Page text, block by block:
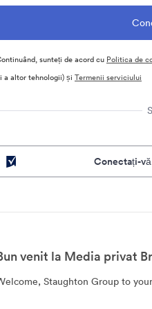
sunteți de acord cu Politica de
a altor tehnologii) și Termenii serviciului
Conectați-
venit la Media privat
Staughton Group to